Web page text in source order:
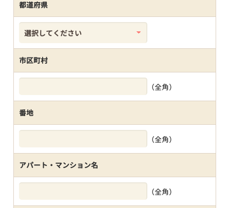
都道府県
市区町村
（全角）
番地
（全角）
アパート・マンション名
（全角）